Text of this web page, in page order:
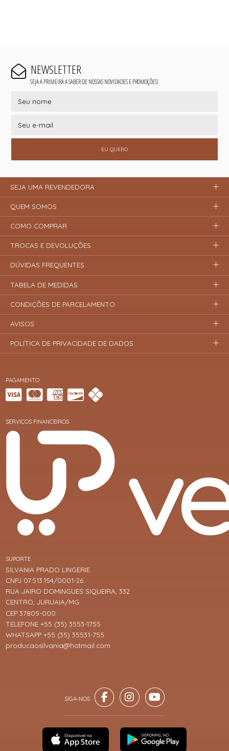
NEWSLETTER
SEJA A PRIMEIRA A SABER DE NOSSAS NOVIDADES E PROMOÇÕES!
EU QUERO
PAGAMENTO
SERVIÇOS FINANCEIROS
SUPORTE
SILVANIA PRADO LINGERIE
CNPJ 07.513.154/0001-26
RUA JAIRO DOMINGUES SIQUEIRA, 332
CENTRO, JURUAIA/MG
CEP 37805-000
TELEFONE +55 (35) 3553-1755
WHATSAPP +55 (35) 35531-755
producaosilvania@hotmail.com
SEJA UMA REVENDEDORA
QUEM SOMOS
COMO COMPRAR
TROCAS E DEVOLUÇÕES
DÚVIDAS FREQUENTES
TABELA DE MEDIDAS
CONDIÇÕES DE PARCELAMENTO
AVISOS
POLÍTICA DE PRIVACIDADE DE DADOS